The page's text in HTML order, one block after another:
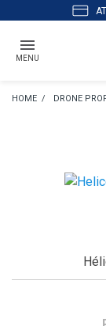
MENU
DRONE